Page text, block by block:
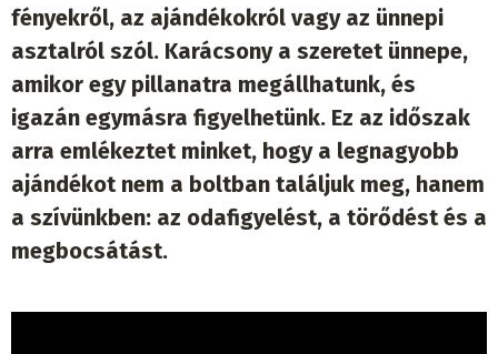
fényekről, az ajándékokról vagy az ünnepi
asztalról szól. Karácsony a szeretet ünnepe,
amikor egy pillanatra megállhatunk, és
igazán egymásra figyelhetünk. Ez az időszak
arra emlékeztet minket, hogy a legnagyobb
ajándékot nem a boltban találjuk meg, hanem
a szívünkben: az odafigyelést, a törődést és a
megbocsátást.